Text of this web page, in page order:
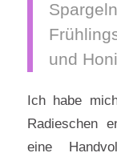
und
Ich habe
Radieschen
eine